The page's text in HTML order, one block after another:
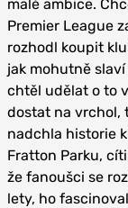
malé ambice.
Premier League
rozhodl koupit
jak mohutně
chtěl udělat o to
dostat na vrchol,
nadchla historie
Fratton Parku,
že fanoušci se
lety, ho